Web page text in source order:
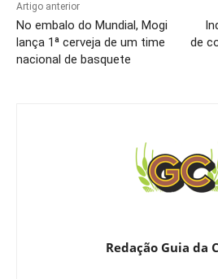
Artigo anterior
No embalo do Mundial, Mogi
lança 1ª cerveja de um time
nacional de basquete
de
Redação Guia da